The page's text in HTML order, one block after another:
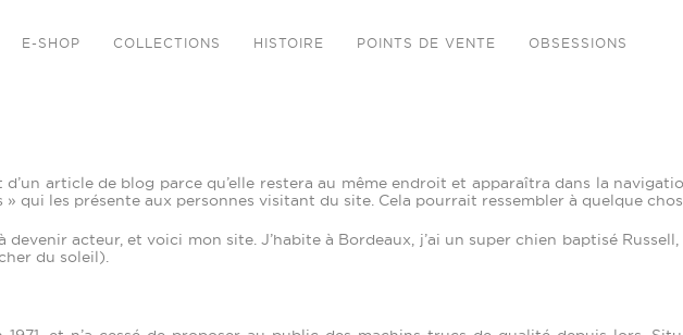
E-SHOP COLLECTIONS HISTOIRE POINTS DE VENTE OBSESSIONS
d’un article de blog parce qu’elle restera au même endroit et apparaîtra dans la
qui les présente aux personnes visitant du site. Cela pourrait ressembler à quelque
acteur, et voici mon site. J’habite à Bordeaux, j’ai un super chien baptisé
du soleil).